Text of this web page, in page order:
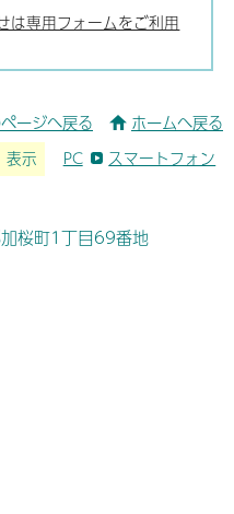
は専用フォームをご利用
ージへ戻る ホームへ戻る
表示 PC スマートフォン
桜町1丁目69番地